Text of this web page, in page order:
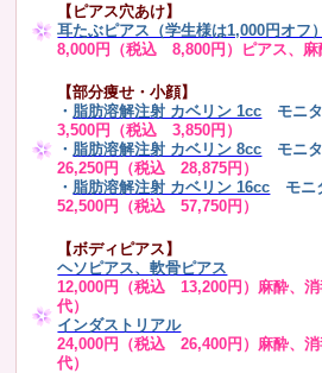
【ピアス穴あけ】
耳たぶピアス（学生様は1,000円オフ）
8,000円（税込 8,800円）ピアス、麻
【部分痩せ・小顔】
・ 脂肪溶解注射 カベリン 1cc モニ
3,500円（税込 3,850円）
・ 脂肪溶解注射 カベリン 8cc モニ
26,250円（税込 28,875円）
・ 脂肪溶解注射 カベリン 16cc
モニ
52,500円（税込 57,750円）
【ボディピアス】
ヘソピアス、軟骨ピアス
12,000円（税込 13,200円）麻酔、
代）
インダストリアル
24,000円（税込 26,400円）麻酔、消
代）